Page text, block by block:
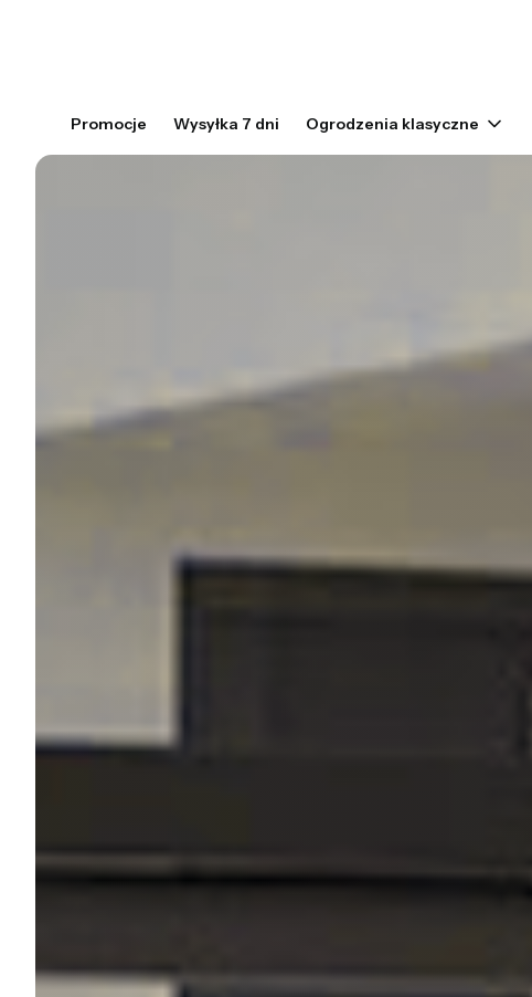
Promocje Wysyłka 7 dni Ogrodzenia klasyczne